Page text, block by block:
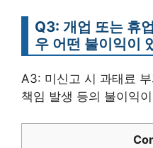
Q3: 개업 또는 휴
우 어떤 불이익이
A3: 미신고 시 과태료
책임 발생 등의 불이익